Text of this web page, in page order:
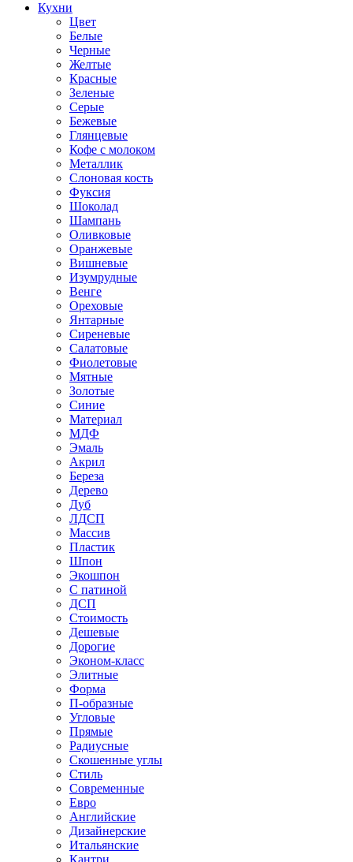
Кухни
Цвет
Белые
Черные
Желтые
Красные
Зеленые
Серые
Бежевые
Глянцевые
Кофе с молоком
Металлик
Слоновая кость
Фуксия
Шоколад
Шампань
Оливковые
Оранжевые
Вишневые
Изумрудные
Венге
Ореховые
Янтарные
Сиреневые
Салатовые
Фиолетовые
Мятные
Золотые
Синие
Материал
МДФ
Эмаль
Акрил
Береза
Дерево
Дуб
ЛДСП
Массив
Пластик
Шпон
Экошпон
С патиной
ДСП
Стоимость
Дешевые
Дорогие
Эконом-класс
Элитные
Форма
П-образные
Угловые
Прямые
Радиусные
Скошенные углы
Стиль
Современные
Евро
Английские
Дизайнерские
Итальянские
Кантри